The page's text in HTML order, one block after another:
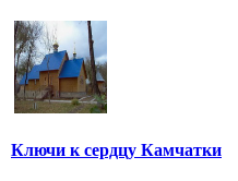
Ключи к сердцу Камчатки